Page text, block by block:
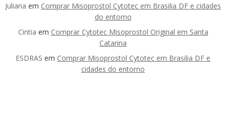
Juliana em Comprar Misoprostol Cytotec em Brasilia DF e cidades
do entorno
Cintia em Comprar Cytotec Misoprostol Original em Santa
Catarina
ESDRAS em Comprar Misoprostol Cytotec em Brasilia DF e
cidades do entorno